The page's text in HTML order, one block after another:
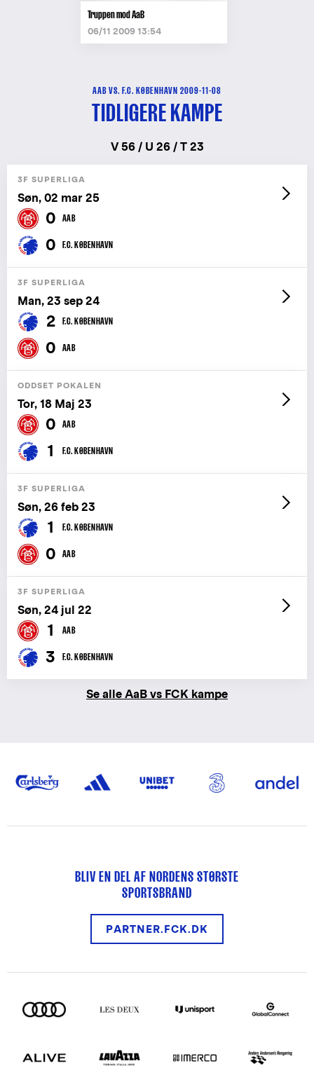
Truppen mod AaB
06/11 2009 13:54
AAB VS. F.C. KØBENHAVN 2009-11-08
TIDLIGERE KAMPE
V 56 / U 26 / T 23
3F SUPERLIGA
Søn, 02 mar 25
0 AAB
0 F.C. KØBENHAVN
3F SUPERLIGA
Man, 23 sep 24
2 F.C. KØBENHAVN
0 AAB
ODDSET POKALEN
Tor, 18 Maj 23
0 AAB
1 F.C. KØBENHAVN
3F SUPERLIGA
Søn, 26 feb 23
1 F.C. KØBENHAVN
0 AAB
3F SUPERLIGA
Søn, 24 jul 22
1 AAB
3 F.C. KØBENHAVN
Se alle AaB vs FCK kampe
BLIV EN DEL AF NORDENS STØRSTE
SPORTSBRAND
PARTNER.FCK.DK